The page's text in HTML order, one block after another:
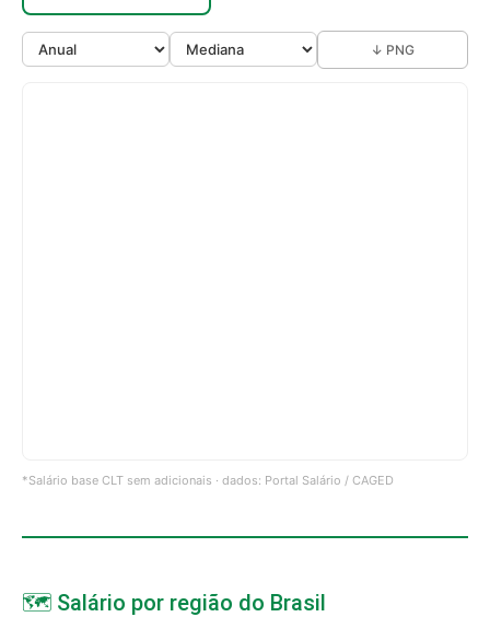
↓ PNG
*Salário base CLT sem adicionais · dados: Portal Salário / CAGED
🗺️ Salário por região do Brasil